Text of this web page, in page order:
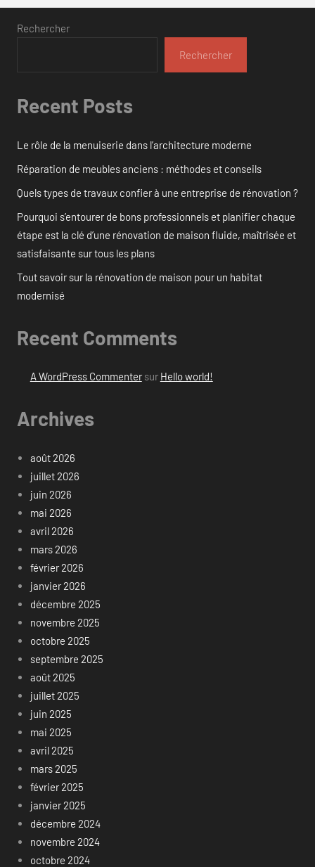
Rechercher
Rechercher
Recent Posts
Le rôle de la menuiserie dans l’architecture moderne
Réparation de meubles anciens : méthodes et conseils
Quels types de travaux confier à une entreprise de rénovation ?
Pourquoi s’entourer de bons professionnels et planifier chaque
étape est la clé d’une rénovation de maison fluide, maîtrisée et
satisfaisante sur tous les plans
Tout savoir sur la rénovation de maison pour un habitat
modernisé
Recent Comments
A WordPress Commentersur Hello world!
Archives
août 2026
juillet 2026
juin 2026
mai 2026
avril 2026
mars 2026
février 2026
janvier 2026
décembre 2025
novembre 2025
octobre 2025
septembre 2025
août 2025
juillet 2025
juin 2025
mai 2025
avril 2025
mars 2025
février 2025
janvier 2025
décembre 2024
novembre 2024
octobre 2024